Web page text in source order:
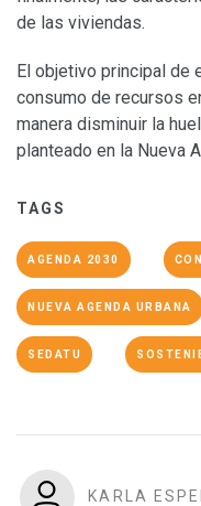
de las viviendas.
El objetivo principal de
consumo de recursos
manera disminuir la
planteado en la Nueva
TAGS
AGENDA 2030
NUEVA AGENDA URBANA
SEDATU
KARLA